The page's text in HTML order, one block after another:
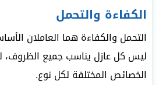
الكفاءة والتحمل
التحمل والكفاءة هما العاملان
ليس كل عازل يناسب جميع الظروف،
الخصائص المختلفة لكل نوع.